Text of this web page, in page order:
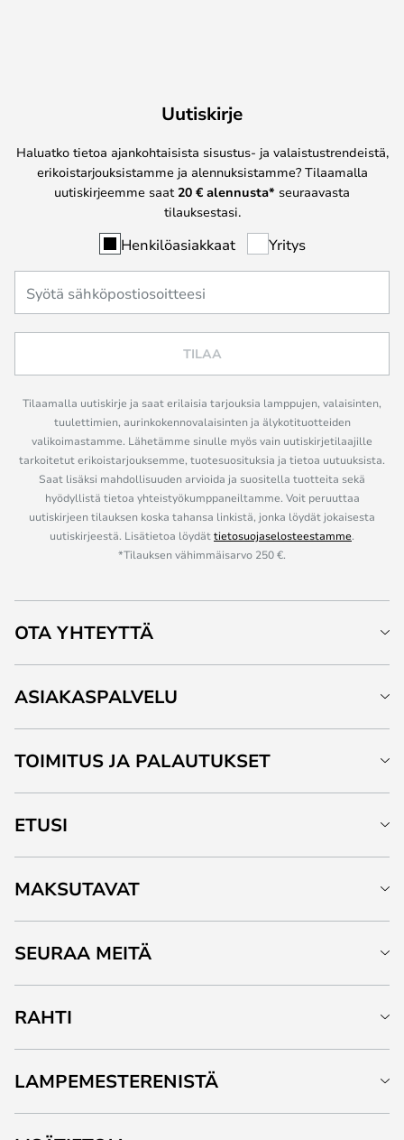
Uutiskirje
Haluatko tietoa ajankohtaisista sisustus- ja valaistustrendeistä,
erikoistarjouksistamme ja alennuksistamme? Tilaamalla
uutiskirjeemme saat 20 € alennusta* seuraavasta
tilauksestasi.
Henkilöasiakkaat Yritys
TILAA
Tilaamalla uutiskirje ja saat erilaisia tarjouksia lamppujen, valaisinten,
tuulettimien, aurinkokennovalaisinten ja älykotituotteiden
valikoimastamme. Lähetämme sinulle myös vain uutiskirjetilaajille
tarkoitetut erikoistarjouksemme, tuotesuosituksia ja tietoa uutuuksista.
Saat lisäksi mahdollisuuden arvioida ja suositella tuotteita sekä
hyödyllistä tietoa yhteistyökumppaneiltamme. Voit peruuttaa
uutiskirjeen tilauksen koska tahansa linkistä, jonka löydät jokaisesta
uutiskirjeestä. Lisätietoa löydättietosuojaselosteestamme.
*Tilauksen vähimmäisarvo 250 €.
OTA YHTEYTTÄ
ASIAKASPALVELU
TOIMITUS JA PALAUTUKSET
ETUSI
MAKSUTAVAT
SEURAA MEITÄ
RAHTI
LAMPEMESTERENISTÄ